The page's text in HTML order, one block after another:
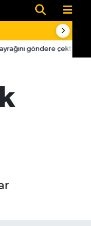
çektirdi 16:07